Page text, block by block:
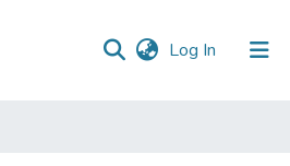
Log In (current)